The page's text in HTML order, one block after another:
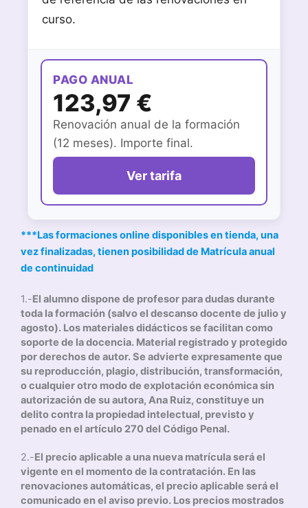
curso.
PAGO ANUAL
123,97 €
Renovación anual de la formación
(12 meses). Importe final.
Ver tarifa
***Las formaciones online disponibles en tienda, una
vez finalizadas, tienen posibilidad de Matrícula anual
de continuidad
1.-El alumno dispone de profesor para dudas durante
toda la formación (salvo el descanso docente de julio y
agosto). Los materiales didácticos se facilitan como
soporte de la docencia. Material registrado y protegido
por derechos de autor. Se advierte expresamente que
su reproducción, plagio, distribución, transformación,
o cualquier otro modo de explotación económica sin
autorización de su autora, Ana Ruiz, constituye un
delito contra la propiedad intelectual, previsto y
penado en el artículo 270 del Código Penal.
2.-El precio aplicable a una nueva matrícula será el
vigente en el momento de la contratación. En las
renovaciones automáticas, el precio aplicable será el
comunicado en el aviso previo. Los precios mostrados